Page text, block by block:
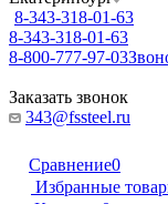
8-343-318-01-63
8-343-318-01-63
8-800-777-97-03
Заказать звонок
343@fssteel.ru
Сравнение0
Избранные